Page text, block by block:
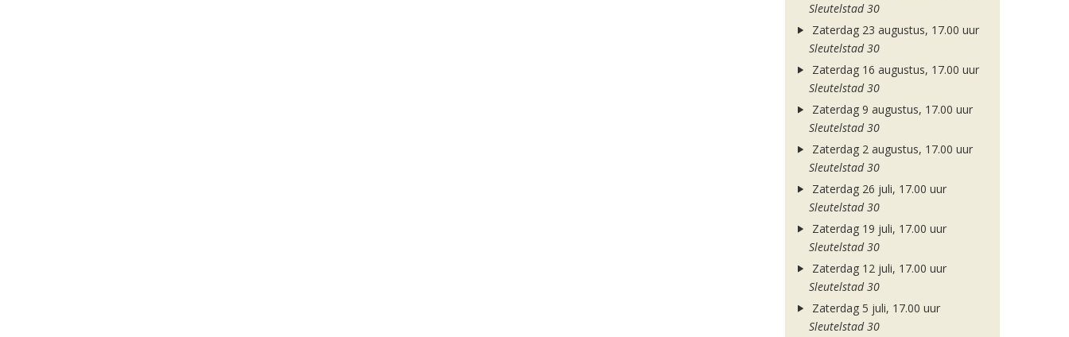
Sleutelstad 30
Zaterdag 23 augustus, 17.00 uur
Sleutelstad 30
Zaterdag 16 augustus, 17.00 uur
Sleutelstad 30
Zaterdag 9 augustus, 17.00 uur
Sleutelstad 30
Zaterdag 2 augustus, 17.00 uur
Sleutelstad 30
Zaterdag 26 juli, 17.00 uur
Sleutelstad 30
Zaterdag 19 juli, 17.00 uur
Sleutelstad 30
Zaterdag 12 juli, 17.00 uur
Sleutelstad 30
Zaterdag 5 juli, 17.00 uur
Sleutelstad 30